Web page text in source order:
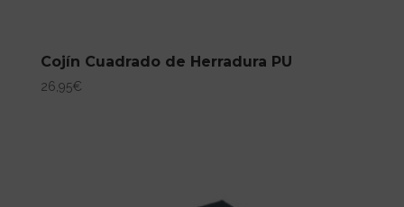
Cojín Cuadrado de Herradura PU
26,95€